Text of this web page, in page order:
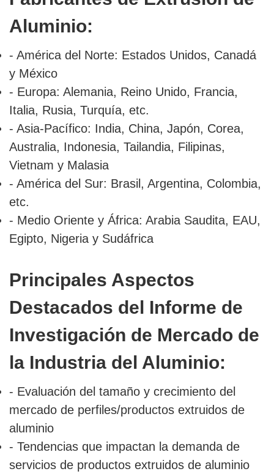
Aluminio:
- América del Norte: Estados Unidos, Canadá
y México
- Europa: Alemania, Reino Unido, Francia,
Italia, Rusia, Turquía, etc.
- Asia-Pacífico: India, China, Japón, Corea,
Australia, Indonesia, Tailandia, Filipinas,
Vietnam y Malasia
- América del Sur: Brasil, Argentina, Colombia,
etc.
- Medio Oriente y África: Arabia Saudita, EAU,
Egipto, Nigeria y Sudáfrica
Principales Aspectos
Destacados del Informe de
Investigación de Mercado de
la Industria del Aluminio:
- Evaluación del tamaño y crecimiento del
mercado de perfiles/productos extruidos de
aluminio
- Tendencias que impactan la demanda de
servicios de productos extruidos de aluminio